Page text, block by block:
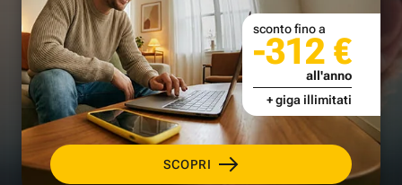
SCOPRI
sconto fino a
-312 €
all'anno
+ giga illimitati